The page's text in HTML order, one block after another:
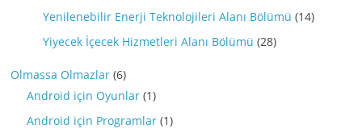
Yenilenebilir Enerji Teknolojileri Alanı Bölümü (14)
Yiyecek İçecek Hizmetleri Alanı Bölümü (28)
Olmassa Olmazlar (6)
Android için Oyunlar (1)
Android için Programlar (1)